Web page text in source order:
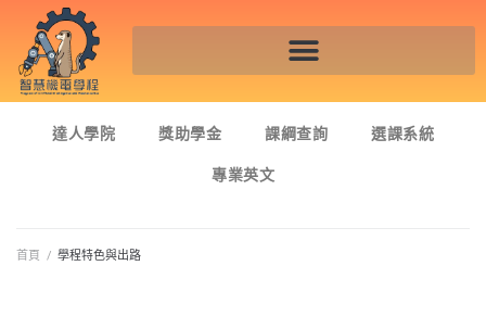
達人學院 獎助學金 課綱查詢 選課系統
專業英文
首頁 / 學程特色與出路